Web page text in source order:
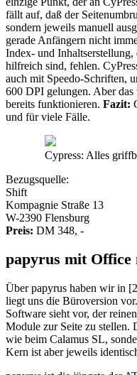
fällt auf, daß der
sondern jeweils manuell
gerade Anfängern nicht
Index- und
hilfreich sind, fehlen.
auch mit Speedo-Schriften,
600 DPI gelungen. Aber das
bereits funktionieren. Fazit:
und für viele Fälle.
Cypress: Alles
Bezugsquelle:
Shift
Kompagnie Straße 13
W-2390 Flensburg
Preis: DM 348, -
papyrus mit Office
Über papyrus haben wir in
liegt uns die Büroversion
Software sieht vor, der
Module zur Seite zu stellen.
wie beim Calamus SL,
Kern ist aber jeweils